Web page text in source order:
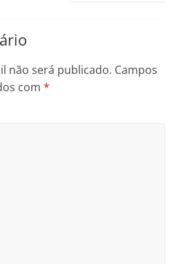
não será publicado. Campos
com*